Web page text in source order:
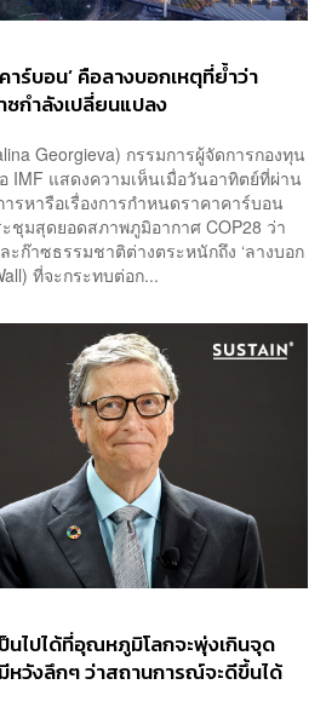
าร์บอน’ คือลางบอกเหตุที่ย้ำว่า
กำลังเปลี่ยนแปลง
Georgieva) กรรมการผู้จัดการกองทุน
IMF แสดงความเห็นเมื่อวันอาทิตย์ที่ผ่าน
รหารือเรื่องการกำหนดราคาคาร์บอน
ชุมสุดยอดสภาพภูมิอากาศ COP28 ว่า
ก๊าซธรรมชาติต่างตระหนักถึง ‘ลางบอก
ที่จะกระทบต่อก...
นไปได้ที่อุณหภูมิโลกจะพุ่งเกินจุด
หวังลึกๆ ว่าสถานการณ์จะดีขึ้นได้